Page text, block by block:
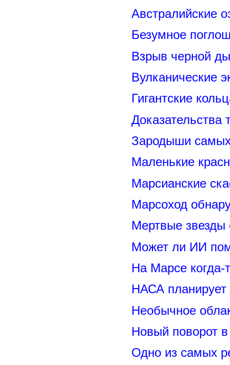
Австралийские
Безумное
Взрыв черной
Вулканические
Гигантские
Доказательства
Зародыши самых
Маленькие
Марсианские
Марсоход
Мертвые звезды
Может ли ИИ
На Марсе когда-
НАСА
Необычное
Новый поворот
Одно из самых